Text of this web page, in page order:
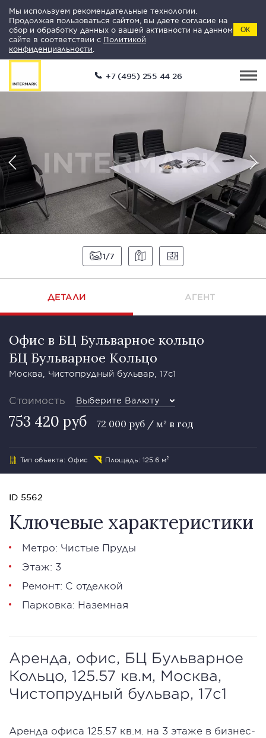
Мы используем рекомендательные технологии.
Продолжая пользоваться сайтом, вы даете согласие на
сбор и обработку данных о вашей активности на данном
сайте в соответствии с Политикой
конфиденциальности
ОК
+7 (495) 255 44 26
1 7
ДЕТАЛИ АГЕНТ
Офис в БЦ Бульварное кольцо
БЦ Бульварное Кольцо
Москва, Чистопрудный бульвар, 17с1
Стоимость Выберите Валюту
753 420 руб 72 000 руб / м² в год
Тип объекта: Офис Площадь: 125.6 м²
ID 5562
Ключевые характеристики
Метро: Чистые Пруды
Этаж: 3
Ремонт: С отделкой
Парковка: Наземная
Аренда, офис, БЦ Бульварное
Кольцо, 125.57 кв.м, Москва,
Чистопрудный бульвар, 17с1
Аренда офиса 125.57 кв.м. на 3 этаже в бизнес-